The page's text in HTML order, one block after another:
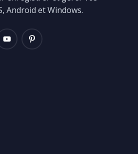
Android et Windows.